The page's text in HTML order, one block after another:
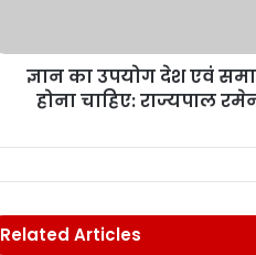
ज्ञान का उपयोग देश एवं
होना चाहिए: राज्यपाल
Related Articles